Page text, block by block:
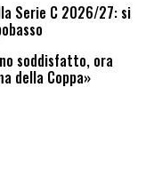
Serie C 2026/27: si
soddisfatto, ora
della Coppa»